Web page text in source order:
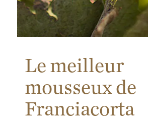
Le meilleur
mousseux de
Franciacorta